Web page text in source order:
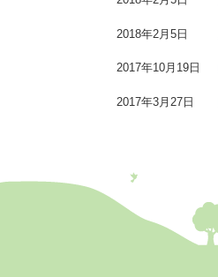
2018年2月5日
2017年10月19日
2017年3月27日